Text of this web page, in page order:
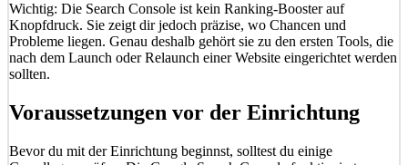
Wichtig: Die Search Console ist kein Ranking-Booster auf
Knopfdruck. Sie zeigt dir jedoch präzise, wo Chancen und
Probleme liegen. Genau deshalb gehört sie zu den ersten Tools, die
nach dem Launch oder Relaunch einer Website eingerichtet werden
sollten.
Voraussetzungen vor der Einrichtung
Bevor du mit der Einrichtung beginnst, solltest du einige